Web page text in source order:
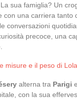
sua famiglia? Un
con una carriera
conversazioni
precoce, una
misure e il peso di
alterna tra Parigi
con la sua